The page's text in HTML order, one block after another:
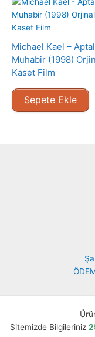
Michael Kael – Aptal
Muhabir (1998)
Kaset Film
Sepete Ekle
Sitemizde Bilgileriniz